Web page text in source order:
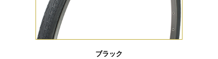
ブラック